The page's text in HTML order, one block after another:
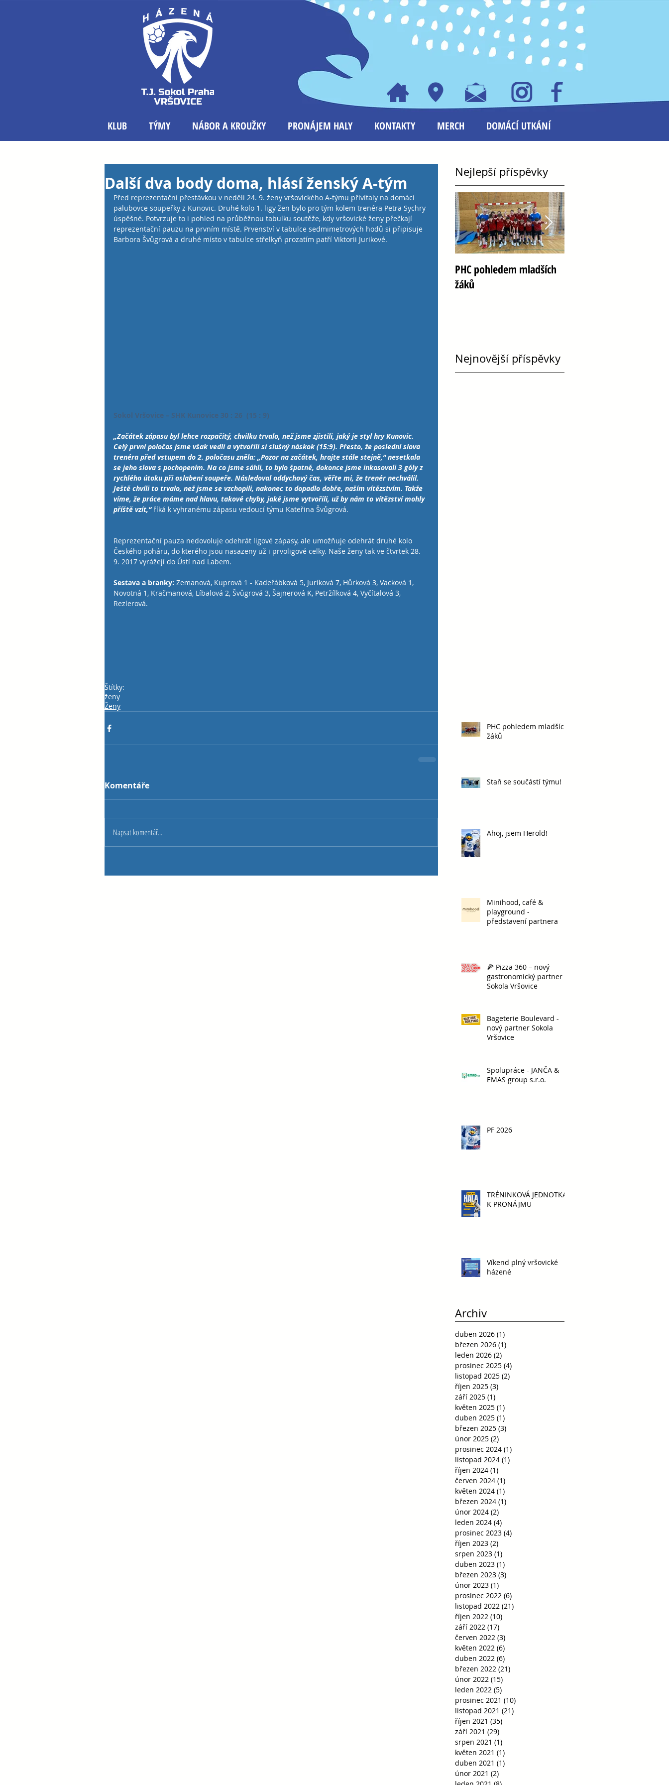
KLUB TÝMY NÁBOR A KROUŽKY PRONÁJEM HALY KONTAKTY MERCH DOMÁCÍ UTKÁNÍ
Další dva body doma, hlásí ženský A-tým
Před reprezentační přestávkou v neděli 24. 9. ženy vršovického A-týmu přivítaly na domácí
palubovce soupeřky z Kunovic. Druhé kolo 1. ligy žen bylo pro tým kolem trenéra Petra Sychry
úspěšné. Potvrzuje to i pohled na průběžnou tabulku soutěže, kdy vršovické ženy přečkají
reprezentační pauzu na prvním místě. Prvenství v tabulce sedmimetrových hodů si připisuje
Barbora Švůgrová a druhé místo v tabulce střelkyň prozatím patří Viktorii Jurikové.
Sokol Vršovice – SHK Kunovice 30 : 26  (15 : 9)
„Začátek zápasu byl lehce rozpačitý, chvilku trvalo, než jsme zjistili, jaký je styl hry Kunovic.
Celý první poločas jsme však vedli a vytvořili si slušný náskok (15:9). Přesto, že poslední slova
trenéra před vstupem do 2. poločasu zněla: „Pozor na začátek, hrajte stále stejně,“ nesetkala
se jeho slova s pochopením. Na co jsme sáhli, to bylo špatně, dokonce jsme inkasovali 3 góly z
rychlého útoku při oslabení soupeře. Následoval oddychový čas, věřte mi, že trenér nechválil.
Ještě chvíli to trvalo, než jsme se vzchopili, nakonec to dopadlo dobře, naším vítězstvím. Takže
víme, že práce máme nad hlavu, takové chyby, jaké jsme vytvořili, už by nám to vítězství mohly
příště vzít,“ říká k vyhranému zápasu vedoucí týmu Kateřina Švůgrová.
Reprezentační pauza nedovoluje odehrát ligové zápasy, ale umožňuje odehrát druhé kolo
Českého poháru, do kterého jsou nasazeny už i prvoligové celky. Naše ženy tak ve čtvrtek 28.
9. 2017 vyrážejí do Ústí nad Labem.
Sestava a branky: Zemanová, Kuprová 1 - Kadeřábková 5, Juríková 7, Hůrková 3, Vacková 1,
Novotná 1, Kračmanová, Líbalová 2, Švůgrová 3, Šajnerová K, Petržílková 4, Vyčítalová 3,
Rezlerová.
Štítky:
ženy
Ženy
Komentáře
Napsat komentář...
Nejlepší příspěvky
PHC pohledem mladších
žáků
Nejnovější příspěvky
PHC pohledem mladších
žáků
Staň se součástí týmu!
Ahoj, jsem Herold!
Minihood, café &
playground -
představení partnera
🍕 Pizza 360 – nový
gastronomický partner
Sokola Vršovice
Bageterie Boulevard -
nový partner Sokola
Vršovice
Spolupráce - JANČA &
EMAS group s.r.o.
PF 2026
TRÉNINKOVÁ JEDNOTKA
K PRONÁJMU
Víkend plný vršovické
házené
Archiv
duben 2026 (1)
březen 2026 (1)
leden 2026 (2)
prosinec 2025 (4)
listopad 2025 (2)
říjen 2025 (3)
září 2025 (1)
květen 2025 (1)
duben 2025 (1)
březen 2025 (3)
únor 2025 (2)
prosinec 2024 (1)
listopad 2024 (1)
říjen 2024 (1)
červen 2024 (1)
květen 2024 (1)
březen 2024 (1)
únor 2024 (2)
leden 2024 (4)
prosinec 2023 (4)
říjen 2023 (2)
srpen 2023 (1)
duben 2023 (1)
březen 2023 (3)
únor 2023 (1)
prosinec 2022 (6)
listopad 2022 (21)
říjen 2022 (10)
září 2022 (17)
červen 2022 (3)
květen 2022 (6)
duben 2022 (6)
březen 2022 (21)
únor 2022 (15)
leden 2022 (5)
prosinec 2021 (10)
listopad 2021 (21)
říjen 2021 (35)
září 2021 (29)
srpen 2021 (1)
květen 2021 (1)
duben 2021 (1)
únor 2021 (2)